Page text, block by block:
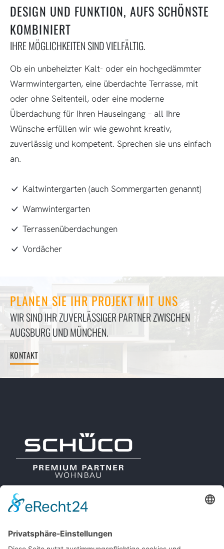
DESIGN UND FUNKTION, AUFS SCHÖNSTE
KOMBINIERT
IHRE MÖGLICHKEITEN SIND VIELFÄLTIG.
Ob ein unbeheizter Kalt- oder ein hochgedämmter
Warmwintergarten, eine überdachte Terrasse, mit
oder ohne Seitenteil, oder eine moderne
Überdachung für Ihren Hauseingang – all Ihre
Wünsche erfüllen wir wie gewohnt kreativ,
zuverlässig und kompetent. Sprechen sie uns einfach
an.
Kaltwintergarten (auch Sommergarten genannt)
Wamwintergarten
Terrassenüberdachungen
Vordächer
PLANEN SIE IHR PROJEKT MIT UNS
WIR SIND IHR ZUVERLÄSSIGER PARTNER ZWISCHEN
AUGSBURG UND MÜNCHEN.
KONTAKT
HUNNENSTR. 11A
REFERENZEN